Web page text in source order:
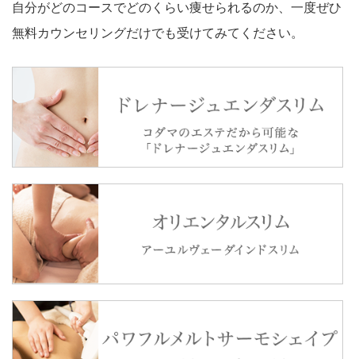
自分がどのコースでどのくらい痩せられるのか、一度ぜひ
無料カウンセリングだけでも受けてみてください。